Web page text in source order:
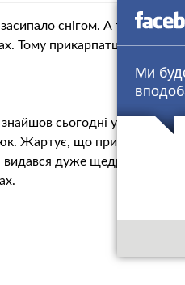
Ми
снігом. А трохи
Тому прикарпатці все ще
сьогодні у
Жартує, що при такій
дуже щедрим на